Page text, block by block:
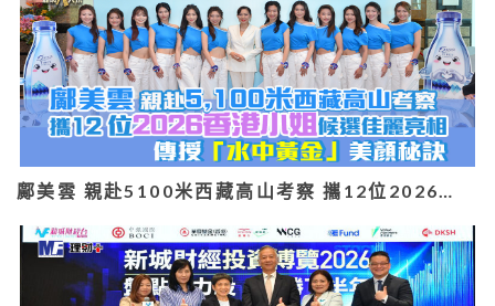
鄺美雲 親赴5100米西藏高山考察 攜12位2026…